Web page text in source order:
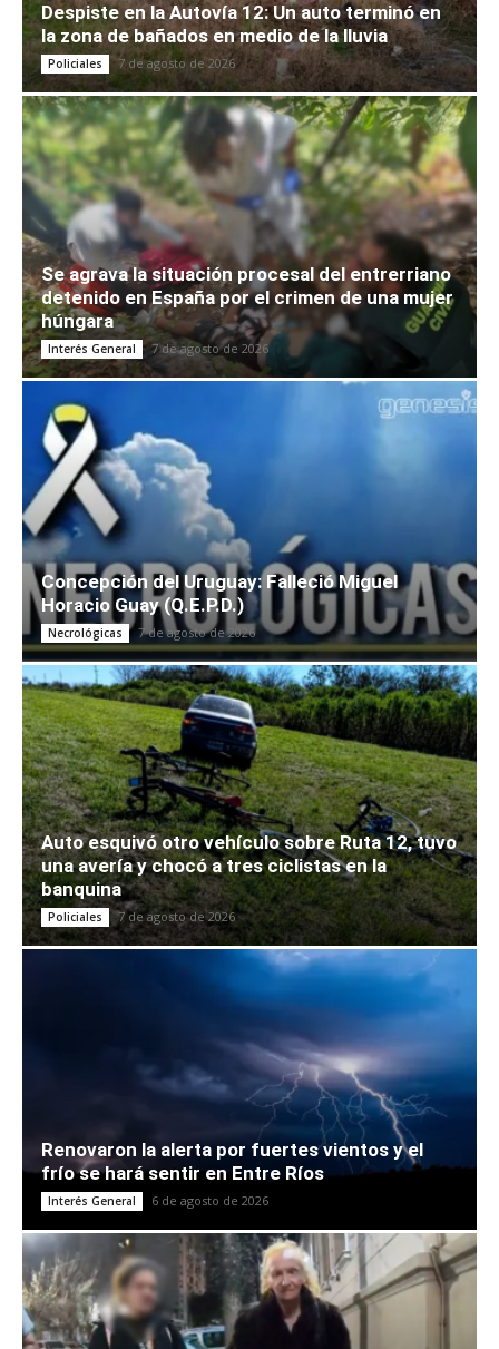
Despiste en la Autovía 12: Un auto terminó en
la zona de bañados en medio de la lluvia
Policiales 7 de agosto de 2026
Se agrava la situación procesal del entrerriano
detenido en España por el crimen de una mujer
húngara
Interés General 7 de agosto de 2026
Concepción del Uruguay: Falleció Miguel
Horacio Guay (Q.E.P.D.)
Necrológicas 7 de agosto de 2026
Auto esquivó otro vehículo sobre Ruta 12, tuvo
una avería y chocó a tres ciclistas en la
banquina
Policiales 7 de agosto de 2026
Renovaron la alerta por fuertes vientos y el
frío se hará sentir en Entre Ríos
Interés General 6 de agosto de 2026